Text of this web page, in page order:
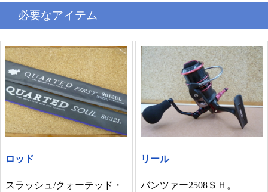
必要なアイテム
ロッド
スラッシュ/クォーテッド・
リール
バンツァー2508ＳＨ。